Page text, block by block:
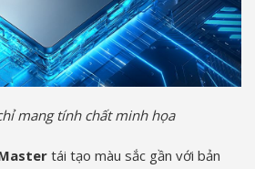
mang tính chất minh họa
tái tạo màu sắc gần với bản